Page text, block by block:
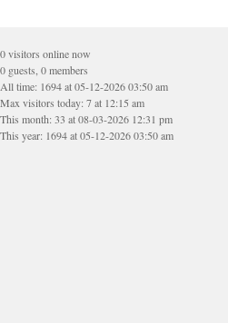
0 visitors online now
0 guests, 0 members
All time: 1694 at 05-12-2026 03:50 am
Max visitors today: 7 at 12:15 am
This month: 33 at 08-03-2026 12:31 pm
This year: 1694 at 05-12-2026 03:50 am